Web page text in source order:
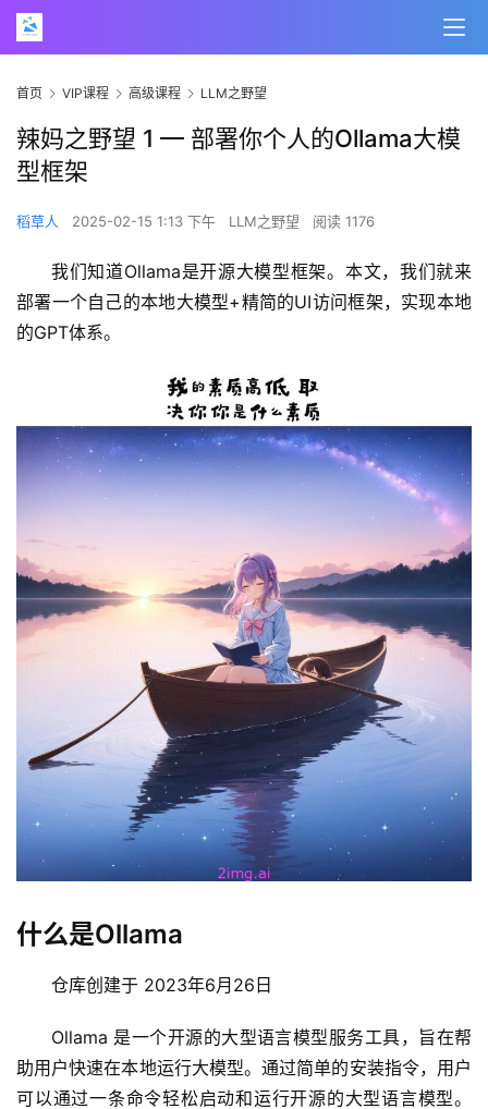
首页 VIP课程 高级课程 LLM之野望
辣妈之野望 1 — 部署你个人的Ollama大模
型框架
稻草人 2025-02-15 1:13 下午 LLM之野望 阅读 1176
我们知道Ollama是开源大模型框架。本文，我们就来
部署一个自己的本地大模型+精简的UI访问框架，实现本地
的GPT体系。
什么是Ollama
仓库创建于 2023年6月26日
Ollama 是一个开源的大型语言模型服务工具，旨在帮
助用户快速在本地运行大模型。通过简单的安装指令，用户
可以通过一条命令轻松启动和运行开源的大型语言模型。